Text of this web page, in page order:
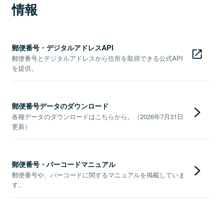
情報
郵便番号・デジタルアドレスAPI
郵便番号とデジタルアドレスから住所を取得できる公式API
を提供。
郵便番号データのダウンロード
各種データのダウンロードはこちらから。（2026年7月31日
更新）
郵便番号・バーコードマニュアル
郵便番号や、バーコードに関するマニュアルを掲載していま
す。